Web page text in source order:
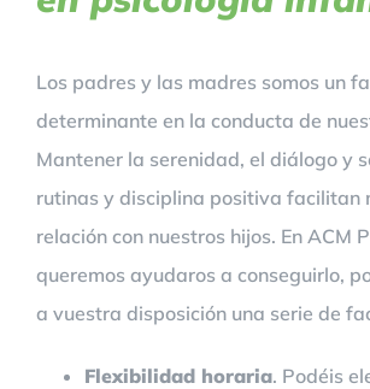
Los padres y las madres somos un
determinante en la conducta de
Mantener la serenidad, el diálogo y
rutinas y disciplina positiva facilitan
relación con nuestros hijos. En ACM
queremos ayudaros a conseguirlo,
a vuestra disposición una serie de
Flexibilidad horaria. Podéis